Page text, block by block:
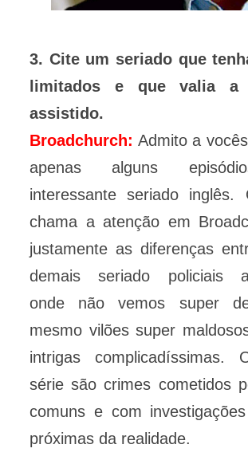
3. Cite um seriado que
limitados e que valia a
assistido.
Broadchurch: Admito a
apenas alguns
interessante seriado
chama a atenção em
justamente as diferenças
demais seriado policiais
onde não vemos super
mesmo vilões super
intrigas complicadíssimas.
série são crimes cometidos
comuns e com
próximas da realidade.